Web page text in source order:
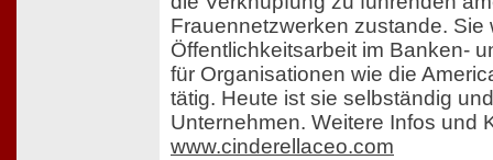
Frauennetzwerken zustande. Sie
Öffentlichkeitsarbeit im Banken-
für Organisationen wie die
tätig. Heute ist sie selbständig
Unternehmen. Weitere Infos und
www.cinderellaceo.com